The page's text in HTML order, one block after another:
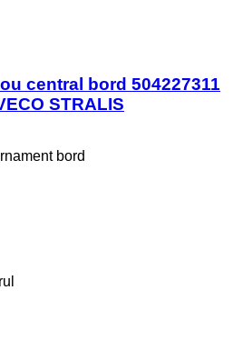
central bord 504227311
STRALIS
bord